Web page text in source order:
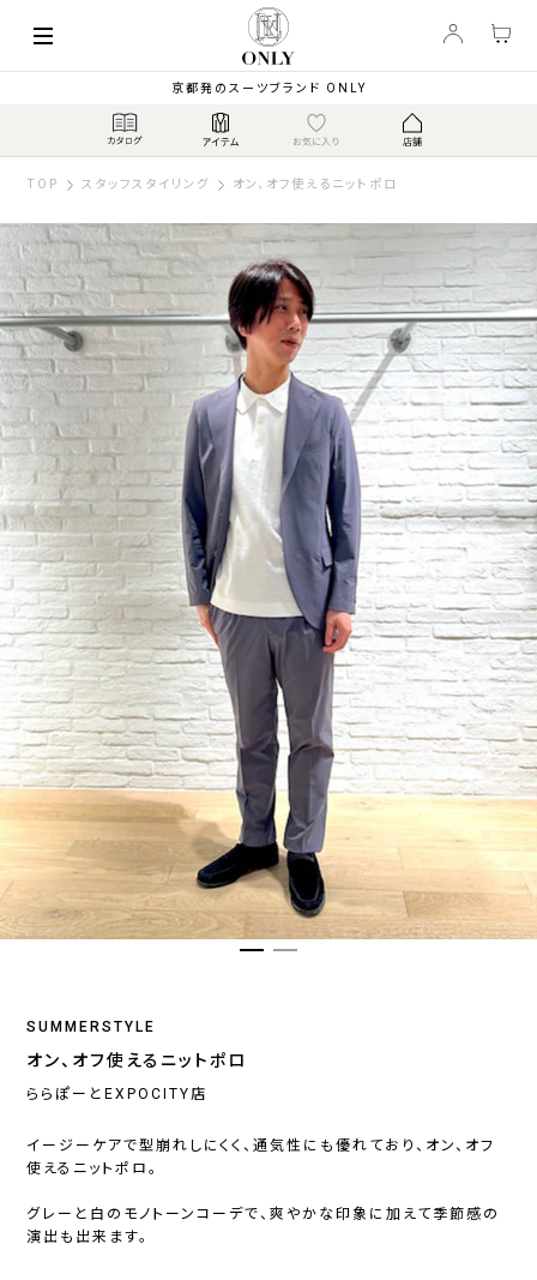
京都発のスーツブランド ONLY
TOP スタッフスタイリング オン、オフ使えるニットポロ
SUMMERSTYLE
オン、オフ使えるニットポロ
ららぽーとEXPOCITY店
イージーケアで型崩れしにくく、通気性にも優れており、オン、オフ
使えるニットポロ。
グレーと白のモノトーンコーデで、爽やかな印象に加えて季節感の
演出も出来ます。